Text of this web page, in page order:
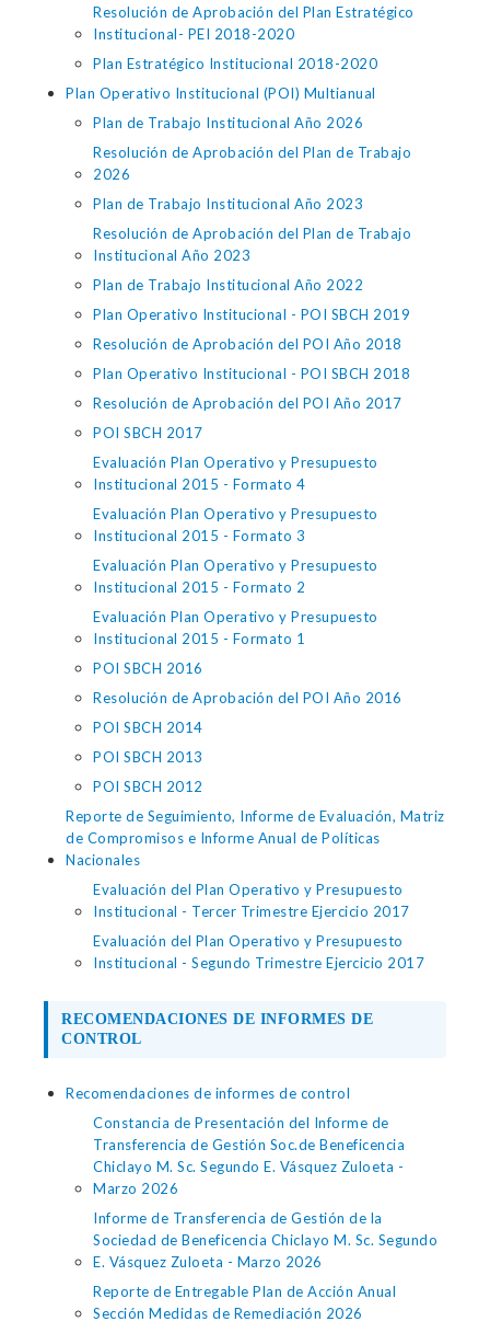
Resolución de Aprobación del Plan Estratégico
Institucional- PEI 2018-2020
Plan Estratégico Institucional 2018-2020
Plan Operativo Institucional (POI) Multianual
Plan de Trabajo Institucional Año 2026
Resolución de Aprobación del Plan de Trabajo
2026
Plan de Trabajo Institucional Año 2023
Resolución de Aprobación del Plan de Trabajo
Institucional Año 2023
Plan de Trabajo Institucional Año 2022
Plan Operativo Institucional - POI SBCH 2019
Resolución de Aprobación del POI Año 2018
Plan Operativo Institucional - POI SBCH 2018
Resolución de Aprobación del POI Año 2017
POI SBCH 2017
Evaluación Plan Operativo y Presupuesto
Institucional 2015 - Formato 4
Evaluación Plan Operativo y Presupuesto
Institucional 2015 - Formato 3
Evaluación Plan Operativo y Presupuesto
Institucional 2015 - Formato 2
Evaluación Plan Operativo y Presupuesto
Institucional 2015 - Formato 1
POI SBCH 2016
Resolución de Aprobación del POI Año 2016
POI SBCH 2014
POI SBCH 2013
POI SBCH 2012
Reporte de Seguimiento, Informe de Evaluación, Matriz
de Compromisos e Informe Anual de Políticas
Nacionales
Evaluación del Plan Operativo y Presupuesto
Institucional - Tercer Trimestre Ejercicio 2017
Evaluación del Plan Operativo y Presupuesto
Institucional - Segundo Trimestre Ejercicio 2017
RECOMENDACIONES DE INFORMES DE
CONTROL
Recomendaciones de informes de control
Constancia de Presentación del Informe de
Transferencia de Gestión Soc.de Beneficencia
Chiclayo M. Sc. Segundo E. Vásquez Zuloeta -
Marzo 2026
Informe de Transferencia de Gestión de la
Sociedad de Beneficencia Chiclayo M. Sc. Segundo
E. Vásquez Zuloeta - Marzo 2026
Reporte de Entregable Plan de Acción Anual
Sección Medidas de Remediación 2026